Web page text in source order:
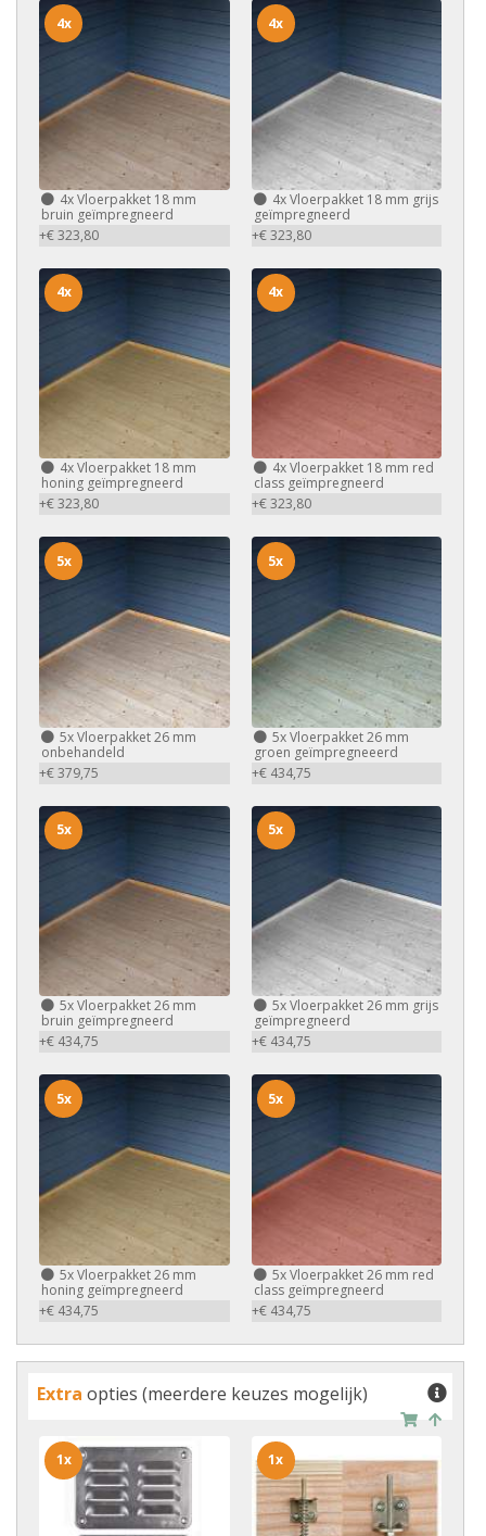
4xVloerpakket 18 mm
bruin geïmpregneerd
+€ 323,80
4x
4xVloerpakket 18 mm grijs
geïmpregneerd
+€ 323,80
4x
4xVloerpakket 18 mm
honing geïmpregneerd
+€ 323,80
4x
4xVloerpakket 18 mm red
class geïmpregneerd
+€ 323,80
4x
5xVloerpakket 26 mm
onbehandeld
+€ 379,75
5x
5xVloerpakket 26 mm
groen geïmpregneeerd
+€ 434,75
5x
5xVloerpakket 26 mm
bruin geïmpregneerd
+€ 434,75
5x
5xVloerpakket 26 mm grijs
geïmpregneerd
+€ 434,75
5x
5xVloerpakket 26 mm
honing geïmpregneerd
+€ 434,75
5x
5xVloerpakket 26 mm red
class geïmpregneerd
+€ 434,75
5x
Extra opties (meerdere keuzes mogelijk)
1x 1x